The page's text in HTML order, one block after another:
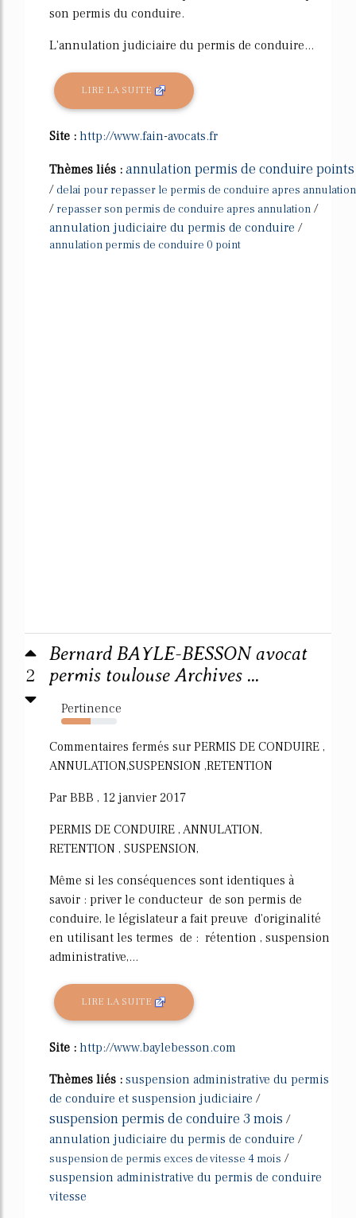
son permis du conduire.
L'annulation judiciaire du permis de conduire...
LIRE LA SUITE
Site : http://www.fain-avocats.fr
Thèmes liés : annulation permis de conduire points
/ delai pour repasser le permis de conduire apres annulation
/ repasser son permis de conduire apres annulation /
annulation judiciaire du permis de conduire /
annulation permis de conduire 0 point
2
Bernard BAYLE-BESSON avocat
permis toulouse Archives ...
Pertinence
53%
Commentaires fermés sur PERMIS DE CONDUIRE ,
ANNULATION,SUSPENSION ,RETENTION
Par BBB , 12 janvier 2017
PERMIS DE CONDUIRE , ANNULATION,
RETENTION , SUSPENSION,
Même si les conséquences sont identiques à
savoir : priver le conducteur de son permis de
conduire, le législateur a fait preuve d'originalité
en utilisant les termes de : rétention , suspension
administrative,...
LIRE LA SUITE
Site : http://www.baylebesson.com
Thèmes liés : suspension administrative du permis
de conduire et suspension judiciaire /
suspension permis de conduire 3 mois /
annulation judiciaire du permis de conduire /
suspension de permis exces de vitesse 4 mois /
suspension administrative du permis de conduire
vitesse